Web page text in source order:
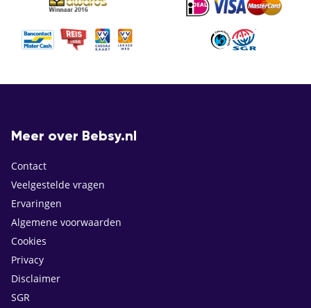
Meer over Bebsy.nl
Contact
Veelgestelde vragen
Ervaringen
Algemene voorwaarden
Cookies
Privacy
Disclaimer
SGR